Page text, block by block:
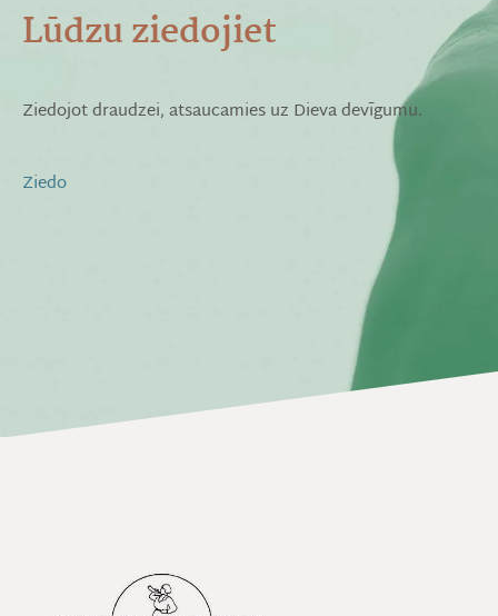
Lūdzu ziedojiet
Ziedojot draudzei, atsaucamies uz Dieva devīgumu.
Ziedo